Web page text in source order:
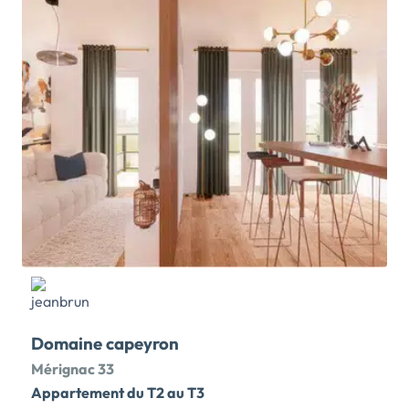
complets, cette adresse comble toutes les attentes.
C’est ici, lové au cœur d’une parcelle préservée que ce
projet dévoile une réalisation immobilière intimiste
conçue comme un parc habité. Enveloppées d’une
composition paysagère soignée, 23 maisons en
duplex proposent des surfaces de 3 à 5 pièces.
Découvrez également nos […] Voir le programme
immobilier neuf >>
Domaine capeyron
Mérignac 33
Appartement du T2 au T3